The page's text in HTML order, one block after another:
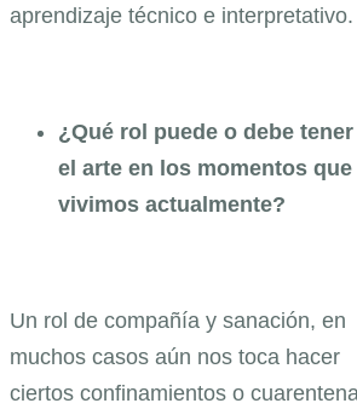
aprendizaje técnico e interpretativo.
¿Qué rol puede o debe tener
el arte en los momentos que
vivimos actualmente?
Un rol de compañía y sanación, en
muchos casos aún nos toca hacer
ciertos confinamientos o